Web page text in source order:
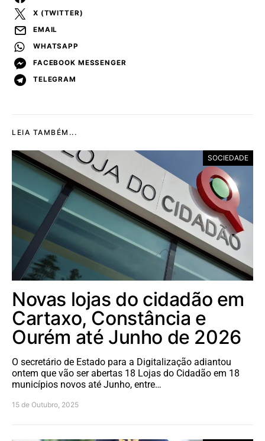
X (TWITTER)
EMAIL
WHATSAPP
FACEBOOK MESSENGER
TELEGRAM
LEIA TAMBÉM...
SOCIEDADE
Novas lojas do cidadão em
Cartaxo, Constância e
Ourém até Junho de 2026
O secretário de Estado para a Digitalização adiantou
ontem que vão ser abertas 18 Lojas do Cidadão em 18
municípios novos até Junho, entre…
15 de Outubro, 2025